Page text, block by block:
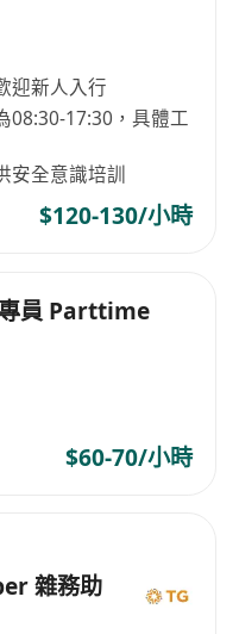
迎新人入行
08:30-17:30，具體工
安全意識培訓
$120-130/小時
員 Parttime
$60-70/小時
雜務助